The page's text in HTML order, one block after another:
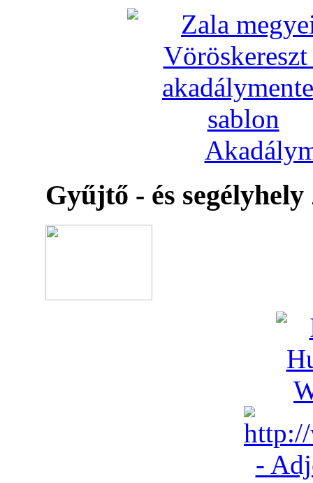
Gyűjtő - és segélyhely